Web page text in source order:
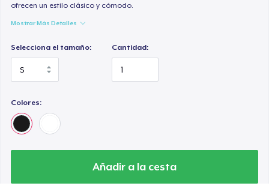
ofrecen un estilo clásico y cómodo.
Mostrar Más Detalles
Selecciona el tamaño: Cantidad:
Colores:
Añadir a la cesta